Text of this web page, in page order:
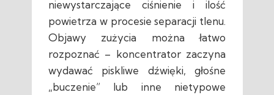
niewystarczające ciśnienie i ilość
powietrza w procesie separacji tlenu.
Objawy zużycia można łatwo
rozpoznać – koncentrator zaczyna
wydawać piskliwe dźwięki, głośne
„buczenie” lub inne nietypowe